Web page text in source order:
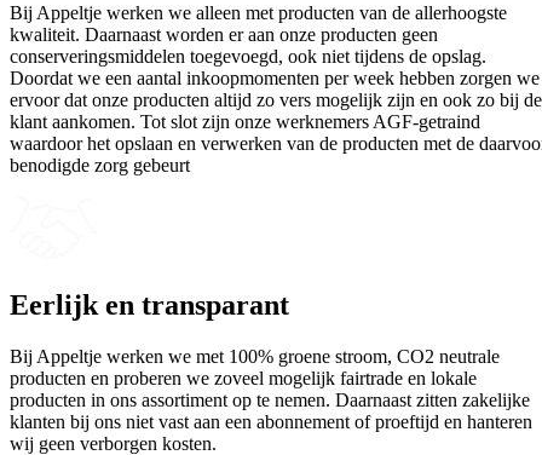
Bij Appeltje werken we alleen met producten van de allerhoogste
kwaliteit. Daarnaast worden er aan onze producten geen
conserveringsmiddelen toegevoegd, ook niet tijdens de opslag.
Doordat we een aantal inkoopmomenten per week hebben zorgen we
ervoor dat onze producten altijd zo vers mogelijk zijn en ook zo bij de
klant aankomen. Tot slot zijn onze werknemers AGF-getraind
waardoor het opslaan en verwerken van de producten met de
benodigde zorg gebeurt
Eerlijk en transparant
Bij Appeltje werken we met 100% groene stroom, CO2 neutrale
producten en proberen we zoveel mogelijk fairtrade en lokale
producten in ons assortiment op te nemen. Daarnaast zitten zakelijke
klanten bij ons niet vast aan een abonnement of proeftijd en hanteren
wij geen verborgen kosten.